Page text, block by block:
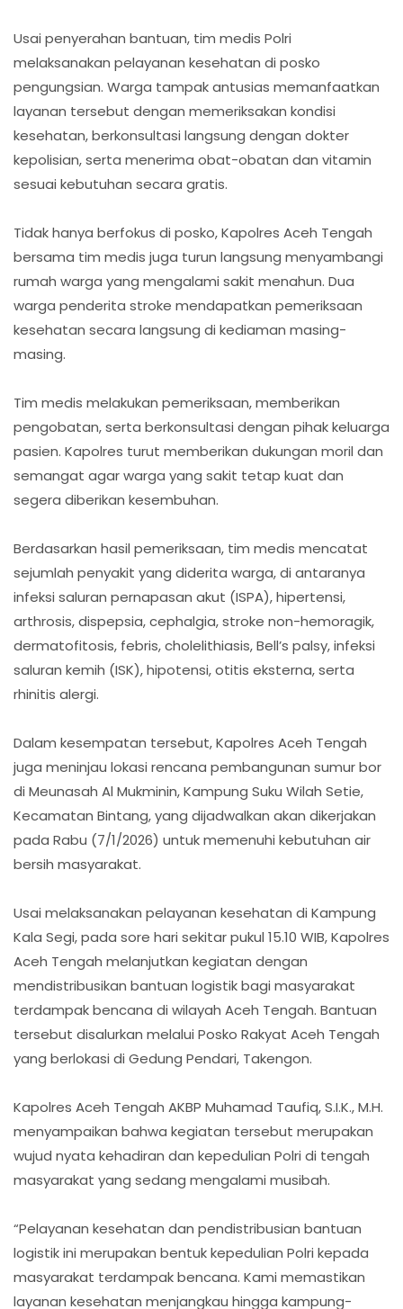
Usai penyerahan bantuan, tim medis Polri
melaksanakan pelayanan kesehatan di posko
pengungsian. Warga tampak antusias memanfaatkan
layanan tersebut dengan memeriksakan kondisi
kesehatan, berkonsultasi langsung dengan dokter
kepolisian, serta menerima obat-obatan dan vitamin
sesuai kebutuhan secara gratis.
Tidak hanya berfokus di posko, Kapolres Aceh Tengah
bersama tim medis juga turun langsung menyambangi
rumah warga yang mengalami sakit menahun. Dua
warga penderita stroke mendapatkan pemeriksaan
kesehatan secara langsung di kediaman masing-
masing.
Tim medis melakukan pemeriksaan, memberikan
pengobatan, serta berkonsultasi dengan pihak keluarga
pasien. Kapolres turut memberikan dukungan moril dan
semangat agar warga yang sakit tetap kuat dan
segera diberikan kesembuhan.
Berdasarkan hasil pemeriksaan, tim medis mencatat
sejumlah penyakit yang diderita warga, di antaranya
infeksi saluran pernapasan akut (ISPA), hipertensi,
arthrosis, dispepsia, cephalgia, stroke non-hemoragik,
dermatofitosis, febris, cholelithiasis, Bell’s palsy, infeksi
saluran kemih (ISK), hipotensi, otitis eksterna, serta
rhinitis alergi.
Dalam kesempatan tersebut, Kapolres Aceh Tengah
juga meninjau lokasi rencana pembangunan sumur bor
di Meunasah Al Mukminin, Kampung Suku Wilah Setie,
Kecamatan Bintang, yang dijadwalkan akan dikerjakan
pada Rabu (7/1/2026) untuk memenuhi kebutuhan air
bersih masyarakat.
Usai melaksanakan pelayanan kesehatan di Kampung
Kala Segi, pada sore hari sekitar pukul 15.10 WIB, Kapolres
Aceh Tengah melanjutkan kegiatan dengan
mendistribusikan bantuan logistik bagi masyarakat
terdampak bencana di wilayah Aceh Tengah. Bantuan
tersebut disalurkan melalui Posko Rakyat Aceh Tengah
yang berlokasi di Gedung Pendari, Takengon.
Kapolres Aceh Tengah AKBP Muhamad Taufiq, S.I.K., M.H.
menyampaikan bahwa kegiatan tersebut merupakan
wujud nyata kehadiran dan kepedulian Polri di tengah
masyarakat yang sedang mengalami musibah.
“Pelayanan kesehatan dan pendistribusian bantuan
logistik ini merupakan bentuk kepedulian Polri kepada
masyarakat terdampak bencana. Kami memastikan
layanan kesehatan menjangkau hingga kampung-